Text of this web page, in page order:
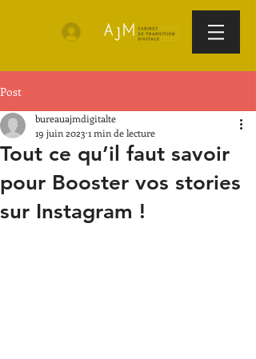
Post
Tout ce qu’il faut savoir
pour Booster vos stories
sur Instagram !
bureauajmdigitalte
19 juin 2023 1 min de lecture